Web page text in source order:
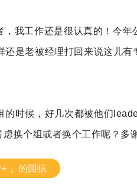
我工作还是很认真的！今年
是老被经理打回来说这儿有
时候，好几次都被他们
换个组或者换个工作呢？多
+ 」的回信